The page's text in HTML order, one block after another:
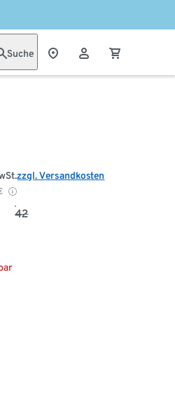
Suche
zzgl. Versandkosten
42